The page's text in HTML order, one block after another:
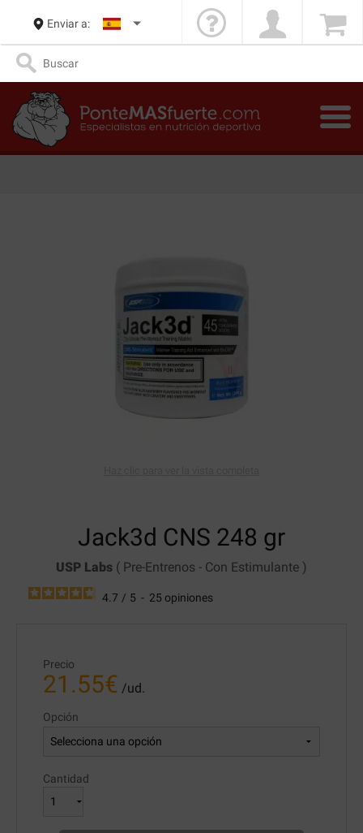
Enviar a:
Jack3d CNS 248 gr
USP Labs ( Pre-Entrenos - Con Estimulante )
4.7 / 5 - 25 opiniones
Precio
21.55€ /ud.
Opción
Cantidad